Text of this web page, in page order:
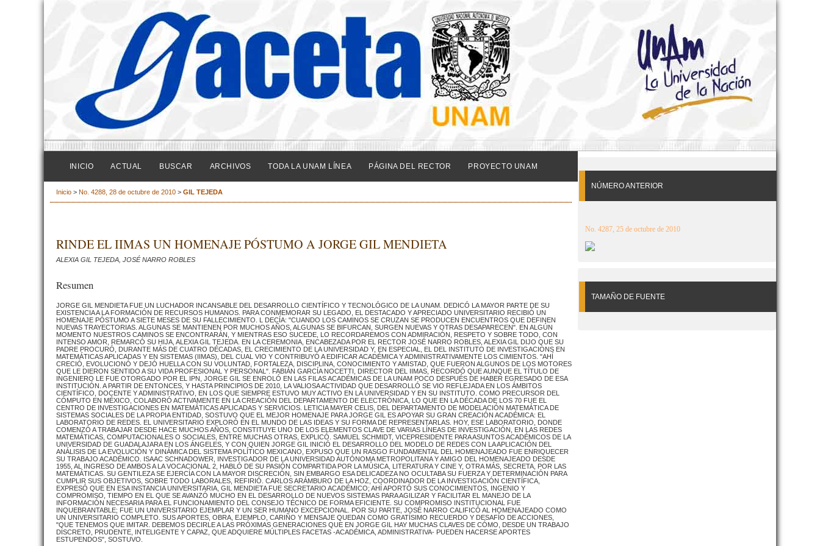
NÚMERO ANTERIOR
No. 4287, 25 de octubre de 2010
TAMAÑO DE FUENTE
INICIO ACTUAL BUSCAR ARCHIVOS TODA LA UNAM LÍNEA PÁGINA DEL RECTOR PROYECTO UNAM
Inicio > No. 4288, 28 de octubre de 2010 > GIL TEJEDA
RINDE EL IIMAS UN HOMENAJE PÓSTUMO A JORGE GIL MENDIETA
ALEXIA GIL TEJEDA, JOSÉ NARRO ROBLES
Resumen
JORGE GIL MENDIETA FUE UN LUCHADOR INCANSABLE DEL DESARROLLO CIENTÍFICO Y TECNOLÓGICO DE LA UNAM. DEDICÓ LA MAYOR PARTE DE SU
EXISTENCIA A LA FORMACIÓN DE RECURSOS HUMANOS. PARA CONMEMORAR SU LEGADO, EL DESTACADO Y APRECIADO UNIVERSITARIO RECIBIÓ UN
HOMENAJE PÓSTUMO A SIETE MESES DE SU FALLECIMIENTO. L DECÍA: "CUANDO LOS CAMINOS SE CRUZAN SE PRODUCEN ENCUENTROS QUE DEFINEN
NUEVAS TRAYECTORIAS. ALGUNAS SE MANTIENEN POR MUCHOS AÑOS, ALGUNAS SE BIFURCAN, SURGEN NUEVAS Y OTRAS DESAPARECEN". EN ALGÚN
MOMENTO NUESTROS CAMINOS SE ENCONTRARÁN, Y MIENTRAS ESO SUCEDE, LO RECORDAREMOS CON ADMIRACIÓN, RESPETO Y SOBRE TODO, CON
INTENSO AMOR, REMARCÓ SU HIJA, ALEXIA GIL TEJEDA. EN LA CEREMONIA, ENCABEZADA POR EL RECTOR JOSÉ NARRO ROBLES, ALEXIA GIL DIJO QUE SU
PADRE PROCURÓ, DURANTE MÁS DE CUATRO DÉCADAS, EL CRECIMIENTO DE LA UNIVERSIDAD Y, EN ESPECIAL, EL DEL INSTITUTO DE INVESTIGACIONS EN
MATEMÁTICAS APLICADAS Y EN SISTEMAS (IIMAS), DEL CUAL VIO Y CONTRIBUYÓ A EDIFICAR ACADÉMICA Y ADMINISTRATIVAMENTE LOS CIMIENTOS. "AHÍ
CRECIÓ, EVOLUCIONÓ Y DEJÓ HUELLA CON SU VOLUNTAD, FORTALEZA, DISCIPLINA, CONOCIMIENTO Y AMISTAD, QUE FUERON ALGUNOS DE LOS MOTORES
QUE LE DIERON SENTIDO A SU VIDA PROFESIONAL Y PERSONAL". FABIÁN GARCÍA NOCETTI, DIRECTOR DEL IIMAS, RECORDÓ QUE AUNQUE EL TÍTULO DE
INGENIERO LE FUE OTORGADO POR EL IPN, JORGE GIL SE ENROLÓ EN LAS FILAS ACADÉMICAS DE LA UNAM POCO DESPUÉS DE HABER EGRESADO DE ESA
INSTITUCIÓN. A PARTIR DE ENTONCES, Y HASTA PRINCIPIOS DE 2010, LA VALIOSA ACTIVIDAD QUE DESARROLLÓ SE VIO REFLEJADA EN LOS ÁMBITOS
CIENTÍFICO, DOCENTE Y ADMINISTRATIVO, EN LOS QUE SIEMPRE ESTUVO MUY ACTIVO EN LA UNIVERSIDAD Y EN SU INSTITUTO. COMO PRECURSOR DEL
CÓMPUTO EN MÉXICO, COLABORÓ ACTIVAMENTE EN LA CREACIÓN DEL DEPARTAMENTO DE ELECTRÓNICA, LO QUE EN LA DÉCADA DE LOS 70 FUE EL
CENTRO DE INVESTIGACIONES EN MATEMÁTICAS APLICADAS Y SERVICIOS. LETICIA MAYER CELIS, DEL DEPARTAMENTO DE MODELACIÓN MATEMÁTICA DE
SISTEMAS SOCIALES DE LA PROPIA ENTIDAD, SOSTUVO QUE EL MEJOR HOMENAJE PARA JORGE GIL ES APOYAR SU GRAN CREACIÓN ACADÉMICA: EL
LABORATORIO DE REDES. EL UNIVERSITARIO EXPLORÓ EN EL MUNDO DE LAS IDEAS Y SU FORMA DE REPRESENTARLAS. HOY, ESE LABORATORIO, DONDE
COMENZÓ A TRABAJAR DESDE HACE MUCHOS AÑOS, CONSTITUYE UNO DE LOS ELEMENTOS CLAVE DE VARIAS LÍNEAS DE INVESTIGACIÓN, EN LAS REDES
MATEMÁTICAS, COMPUTACIONALES O SOCIALES, ENTRE MUCHAS OTRAS, EXPLICÓ. SAMUEL SCHMIDT, VICEPRESIDENTE PARA ASUNTOS ACADÉMICOS DE LA
UNIVERSIDAD DE GUADALAJARA EN LOS ÁNGELES, Y CON QUIEN JORGE GIL INICIÓ EL DESARROLLO DEL MODELO DE REDES CON LA APLICACIÓN DEL
ANÁLISIS DE LA EVOLUCIÓN Y DINÁMICA DEL SISTEMA POLÍTICO MEXICANO, EXPUSO QUE UN RASGO FUNDAMENTAL DEL HOMENAJEADO FUE ENRIQUECER
SU TRABAJO ACADÉMICO. ISAAC SCHNADOWER, INVESTIGADOR DE LA UNIVERSIDAD AUTÓNOMA METROPOLITANA Y AMIGO DEL HOMENAJEADO DESDE
1955, AL INGRESO DE AMBOS A LA VOCACIONAL 2, HABLÓ DE SU PASIÓN COMPARTIDA POR LA MÚSICA, LITERATURA Y CINE Y, OTRA MÁS, SECRETA, POR LAS
MATEMÁTICAS. SU GENTILEZA SE EJERCÍA CON LA MAYOR DISCRECIÓN, SIN EMBARGO ESA DELICADEZA NO OCULTABA SU FUERZA Y DETERMINACIÓN PARA
CUMPLIR SUS OBJETIVOS, SOBRE TODO LABORALES, REFIRIÓ. CARLOS ARÁMBURO DE LA HOZ, COORDINADOR DE LA INVESTIGACIÓN CIENTÍFICA,
EXPRESÓ QUE EN ESA INSTANCIA UNIVERSITARIA, GIL MENDIETA FUE SECRETARIO ACADÉMICO; AHÍ APORTÓ SUS CONOCIMIENTOS, INGENIO Y
COMPROMISO, TIEMPO EN EL QUE SE AVANZÓ MUCHO EN EL DESARROLLO DE NUEVOS SISTEMAS PARA AGILIZAR Y FACILITAR EL MANEJO DE LA
INFORMACIÓN NECESARIA PARA EL FUNCIONAMIENTO DEL CONSEJO TÉCNICO DE FORMA EFICIENTE. SU COMPROMISO INSTITUCIONAL FUE
INQUEBRANTABLE; FUE UN UNIVERSITARIO EJEMPLAR Y UN SER HUMANO EXCEPCIONAL. POR SU PARTE, JOSÉ NARRO CALIFICÓ AL HOMENAJEADO COMO
UN UNIVERSITARIO COMPLETO. SUS APORTES, OBRA, EJEMPLO, CARIÑO Y MENSAJE QUEDAN COMO GRATÍSIMO RECUERDO Y DESAFÍO DE ACCIONES,
"QUE TENEMOS QUE IMITAR. DEBEMOS DECIRLE A LAS PRÓXIMAS GENERACIONES QUE EN JORGE GIL HAY MUCHAS CLAVES DE CÓMO, DESDE UN TRABAJO
DISCRETO, PRUDENTE, INTELIGENTE Y CAPAZ, QUE ADQUIERE MÚLTIPLES FACETAS -ACADÉMICA, ADMINISTRATIVA- PUEDEN HACERSE APORTES
ESTUPENDOS", SOSTUVO.